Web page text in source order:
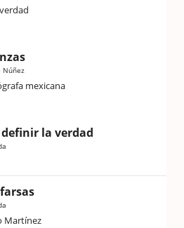
Núñez
mexicana
definir la verdad
Martínez